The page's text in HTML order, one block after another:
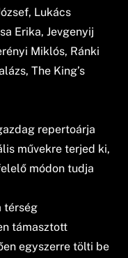
Lukács
Erika, Jevgenyij
Miklós, Ránki
The King’s
repertoárja
művekre terjed ki,
módon tudja
térség
támasztott
egyszerre tölti be